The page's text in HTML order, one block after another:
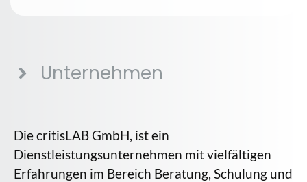
Unternehmen
Die critisLAB GmbH, ist ein
Dienstleistungsunternehmen mit vielfältigen
Erfahrungen im Bereich Beratung, Schulung und